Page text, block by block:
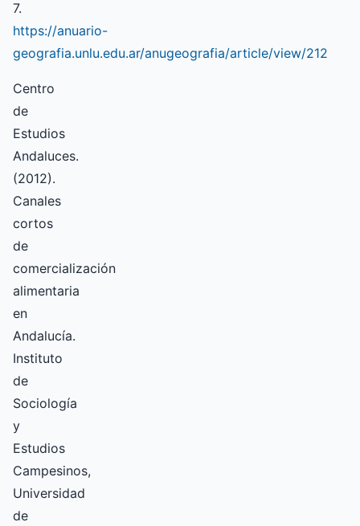
7.
https://anuario-
geografia.unlu.edu.ar/anugeografia/article/view/212
Centro
de
Estudios
Andaluces.
(2012).
Canales
cortos
de
comercialización
alimentaria
en
Andalucía.
Instituto
de
Sociología
y
Estudios
Campesinos,
Universidad
de